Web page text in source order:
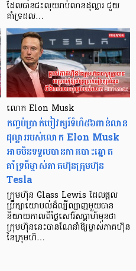
ដែលបានជះលុយរាប់លានដុល្លារ ជួយ
គាំទ្រដល…
លោក Elon Musk
កញ្ចប់ប្រាក់បៀវត្សរ៍ទំហំ៥៦ពាន់លាន
ដុល្លាររបស់លោក Elon Musk
អាចមិនទទួលបានការបោះឆ្នោត
គាំទ្រពីម្ចាស់ភាគហ៊ុនក្រុមហ៊ុន
Tesla
ក្រុមហ៊ុន Glass Lewis ដែលផ្ដល់
ប្រឹក្សាយោបល់ដ៏ល្បីល្បាញមួយបាន
និយាយកាលពីថ្ងៃសៅរ៍សប្ដាហ៍មុនថា
ក្រុមហ៊ុននេះបានណែនាំឱ្យម្ចាស់ភាគហ៊ុន
នៃក្រុមហ៊…